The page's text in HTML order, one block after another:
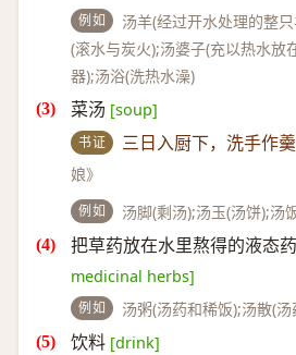
例如
汤羊(经过开水处理的整
(滚水与炭火);汤婆子(充以热水放
器);汤浴(洗热水澡)
菜汤 [soup]
书证 三日入厨下，洗手作
娘》
例如 汤脚(剩汤);汤玉(汤饼);汤
把草药放在水里熬得的液态
medicinal herbs]
例如 汤粥(汤药和稀饭);汤散(
饮料 [drink]